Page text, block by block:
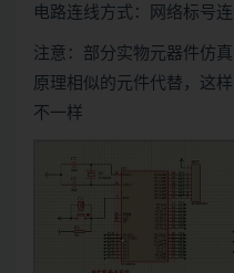
电路连线方式：网络标号
注意：部分实物元器件仿
原理相似的元件代替，这
不一样